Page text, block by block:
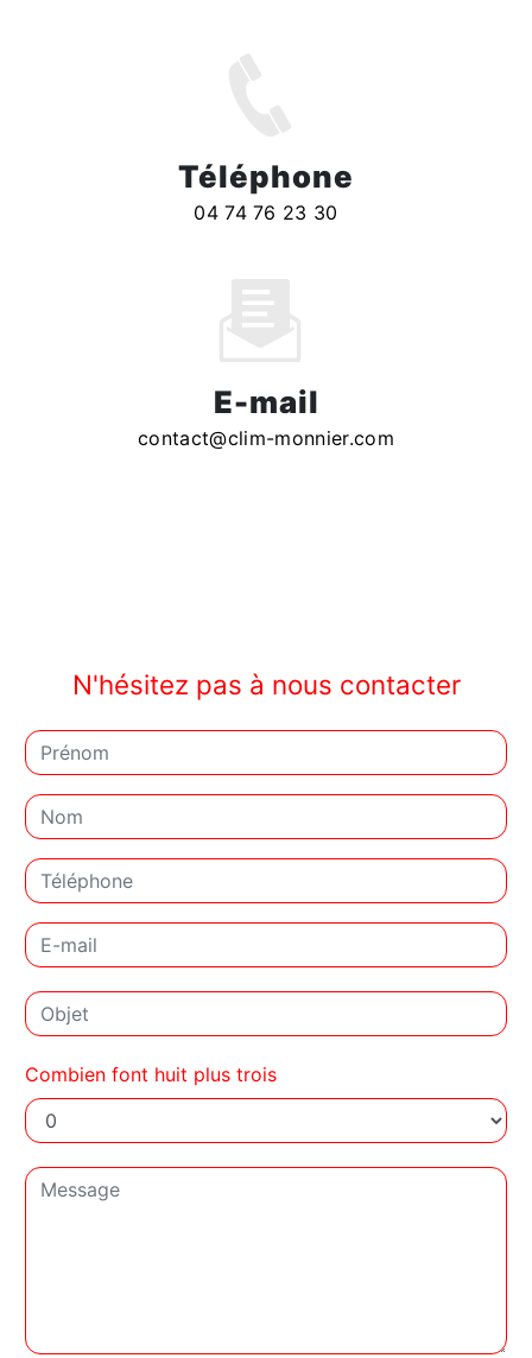
Téléphone
04 74 76 23 30
E-mail
contact@clim-monnier.com
N'hésitez pas à nous contacter
Combien font huit plus trois